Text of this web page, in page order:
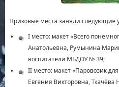
Призовые места заняли следующие
I место: макет «Всего
Анатольевна, Румынина
воспитатели МБДОУ № 39;
II место: макет «Паровозик
Евгения Викторовна, Ткачёва